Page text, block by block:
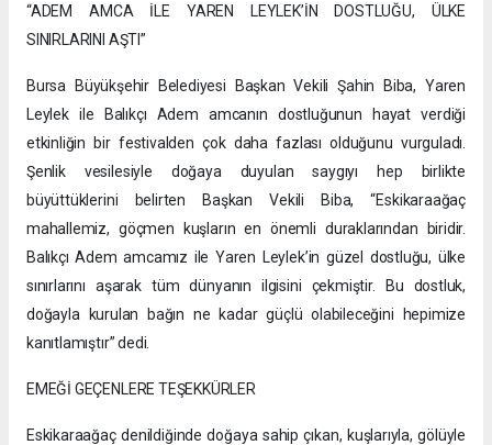
“ADEM AMCA İLE YAREN LEYLEK’İN DOSTLUĞU, ÜLKE
SINIRLARINI AŞTI”
Bursa Büyükşehir Belediyesi Başkan Vekili Şahin Biba, Yaren
Leylek ile Balıkçı Adem amcanın dostluğunun hayat verdiği
etkinliğin bir festivalden çok daha fazlası olduğunu vurguladı.
Şenlik vesilesiyle doğaya duyulan saygıyı hep birlikte
büyüttüklerini belirten Başkan Vekili Biba, “Eskikaraağaç
mahallemiz, göçmen kuşların en önemli duraklarından biridir.
Balıkçı Adem amcamız ile Yaren Leylek’in güzel dostluğu, ülke
sınırlarını aşarak tüm dünyanın ilgisini çekmiştir. Bu dostluk,
doğayla kurulan bağın ne kadar güçlü olabileceğini hepimize
kanıtlamıştır” dedi.
EMEĞİ GEÇENLERE TEŞEKKÜRLER
Eskikaraağaç denildiğinde doğaya sahip çıkan, kuşlarıyla, gölüyle